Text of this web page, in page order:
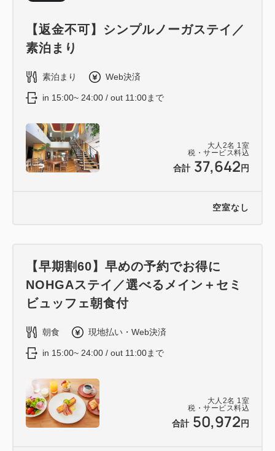
大人 2名 1室
税・サービス料込
合計 37,642 円
【返金不可】シンプルノーガステイ／
素泊まり
素泊まり Web決済
in 15:00~ 24:00 / out 11:00まで
空室なし
大人 2名 1室
税・サービス料込
合計 50,972 円
【早期割60】早めの予約でお得に
NOHGAステイ／選べるメイン＋セミ
ビュッフェ朝食付
朝食 現地払い・Web決済
in 15:00~ 24:00 / out 11:00まで